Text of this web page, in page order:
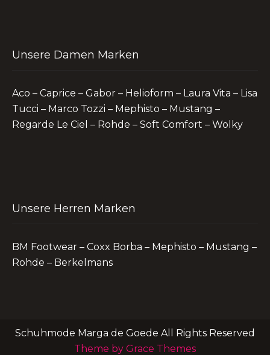
Unsere Damen Marken
Aco – Caprice – Gabor – Helioform – Laura Vita – Lisa
Tucci – Marco Tozzi – Mephisto – Mustang –
Regarde Le Ciel – Rohde – Soft Comfort – Wolky
Unsere Herren Marken
BM Footwear – Coxx Borba – Mephisto – Mustang –
Rohde – Berkelmans
Schuhmode Marga de Goede All Rights Reserved
Theme by Grace Themes